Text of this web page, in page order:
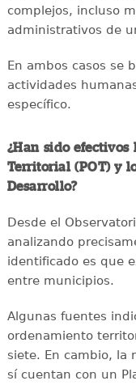
complejos, incluso
administrativos de
En ambos casos se
actividades
específico.
¿Han sido efectivos
Territorial (POT) y
Desarrollo?
Desde el
analizando
identificado es que
entre municipios.
Algunas fuentes
ordenamiento
siete. En cambio, la
sí cuentan con un